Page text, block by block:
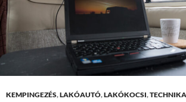
KEMPINGEZÉS,LAKÓAUTÓ,LAKÓKOCSI,TECHNIKA